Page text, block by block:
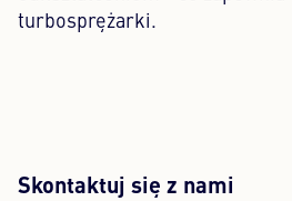
turbosprężarki.
Skontaktuj się z nami